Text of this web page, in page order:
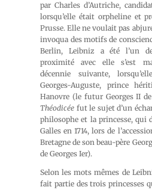
par Charles d’Autriche,
lorsqu’elle était orpheline et
Prusse. Elle ne voulait pas
invoqua des motifs de
Berlin, Leibniz a été l’un
proximité avec elle s’est
décennie suivante,
Georges-Auguste, prince
Hanovre (le futur Georges II
Théodicée fut le sujet d’un
philosophe et la princesse, qui
Galles en 1714, lors de
Bretagne de son beau-père
de Georges Ier).
Selon les mots mêmes de
fait partie des trois princesses